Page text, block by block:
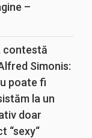
–
contestă
Simonis:
poate fi
la un
doar
“sexy“